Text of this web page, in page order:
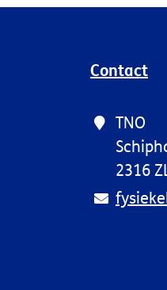
Contact
TNO
2316